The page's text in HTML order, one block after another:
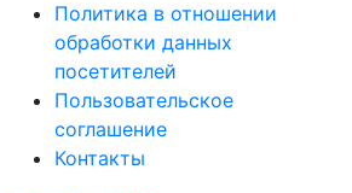
Политика в отношении
обработки данных
посетителей
Пользовательское
соглашение
Контакты